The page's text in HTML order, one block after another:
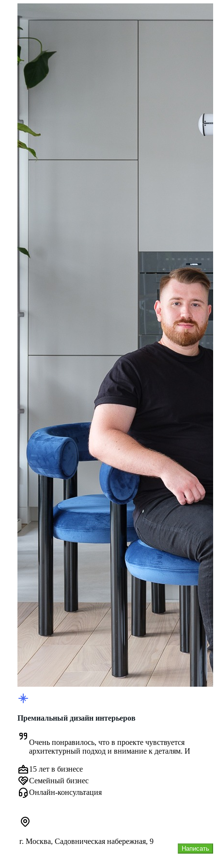
Премиальный дизайн интерьеров
Очень понравилось, что в проекте чувствуется
архитектурный подход и внимание к деталям. И
15 лет в бизнесе
Семейный бизнес
Онлайн-консультация
Написать
г. Москва, Садовническая набережная, 9